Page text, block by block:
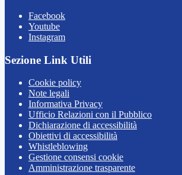
Facebook
Youtube
Instagram
Sezione Link Utili
Cookie policy
Note legali
Informativa Privacy
Ufficio Relazioni con il Pubblico
Dichiarazione di accessibilità
Obiettivi di accessibilità
Whistleblowing
Gestione consensi cookie
Amministrazione trasparente